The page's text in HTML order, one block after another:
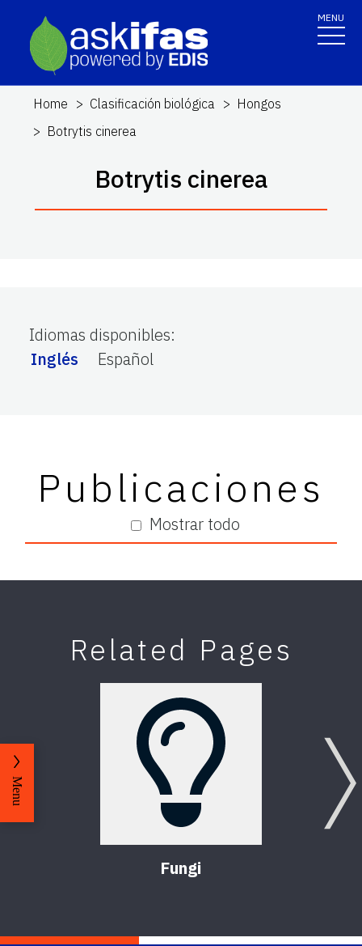
MENU
Home Clasificación biológica
Hongos
Botrytis cinerea
Botrytis cinerea
Idiomas disponibles:
Inglés
Español
Mostrar todo
Publicaciones
Related Pages
Fungi
Menu